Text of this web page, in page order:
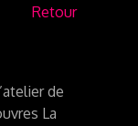
Retour
de
La